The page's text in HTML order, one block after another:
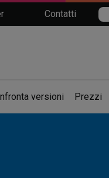
Contatti
versioni Prezzi